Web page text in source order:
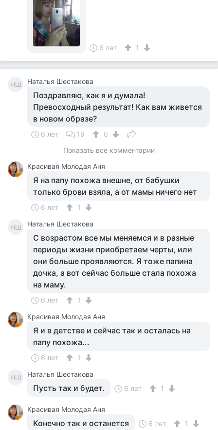
6 лет 1
НШ Наталья Шестакова
Поздравляю, как я и думала!
Превосходный результат! Как вам живется
в новом образе?
6 лет 19
0
Показать все комментарии
Красивая Молодая Аня
Я на папу похожа внешне, от бабушки
только брови взяла, а от мамы ничего нет
6 лет 1
НШ Наталья Шестакова
С возрастом все мы меняемся и в разные
периоды жизни приобретаем черты, или
они больше проявляются. Я тоже папина
дочка, а вот сейчас больше стала похожа
на маму.
6 лет
1
Красивая Молодая Аня
Я и в детстве и сейчас так и осталась на
папу похожа...
6 лет 1
НШ Наталья Шестакова
Пусть так и будет. 6 лет 1
Красивая Молодая Аня
Конечно так и останется 6 лет 1